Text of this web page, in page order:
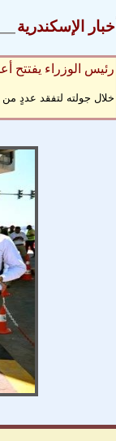
خبار الإسكندرية
رئيس الوزراء يفتتح
خلال جولته لتفقد عددٍ من